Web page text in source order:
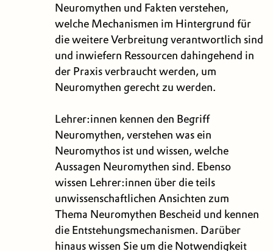
Neuromythen und Fakten verstehen,
welche Mechanismen im Hintergrund für
die weitere Verbreitung verantwortlich sind
und inwiefern Ressourcen dahingehend in
der Praxis verbraucht werden, um
Neuromythen gerecht zu werden.
Lehrer:innen kennen den Begriff
Neuromythen, verstehen was ein
Neuromythos ist und wissen, welche
Aussagen Neuromythen sind. Ebenso
wissen Lehrer:innen über die teils
unwissenschaftlichen Ansichten zum
Thema Neuromythen Bescheid und kennen
die Entstehungs­mechanismen. Darüber
hinaus wissen Sie um die Notwendigkeit